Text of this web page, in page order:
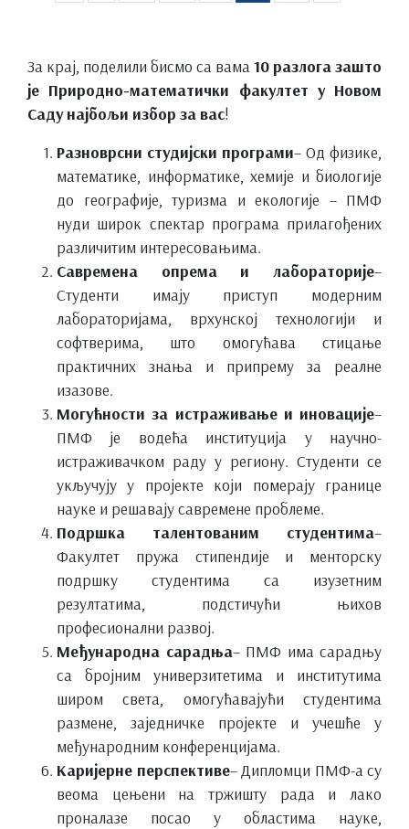
За крај, поделили бисмо са вама 10 разлога зашто
је Природно-математички факултет у Новом
Саду најбољи избор за вас!
Разноврсни студијски програми– Од физике,
математике, информатике, хемије и биологије
до географије, туризма и екологије – ПМФ
нуди широк спектар програма прилагођених
различитим интересовањима.
Савремена опрема и лабораторије–
Студенти имају приступ модерним
лабораторијама, врхунској технологији и
софтверима, што омогућава стицање
практичних знања и припрему за реалне
изазове.
Могућности за истраживање и иновације–
ПМФ је водећа институција у научно-
истраживачком раду у региону. Студенти се
укључују у пројекте који померају границе
науке и решавају савремене проблеме.
Подршка талентованим студентима–
Факултет пружа стипендије и менторску
подршку студентима са изузетним
резултатима, подстичући њихов
професионални развој.
Међународна сарадња– ПМФ има сарадњу
са бројним универзитетима и институтима
широм света, омогућавајући студентима
размене, заједничке пројекте и учешће у
међународним конференцијама.
Каријерне перспективе– Дипломци ПМФ-а су
веома цењени на тржишту рада и лако
проналазе посао у областима науке,